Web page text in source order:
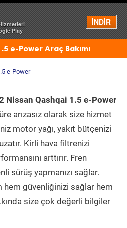
Play
İNDİR
Menü
e-Power Araç Bakımı
e-Power
Nissan Qashqai 1.5 e-Power
arızasız olarak size hizmet
motor yağı, yakıt bütçenizi
Kirli hava filtrenizi
arttırır. Fren
sürüş yapmanızı sağlar.
hem güvenliğinizi sağlar hem
size çok değerli bilgiler